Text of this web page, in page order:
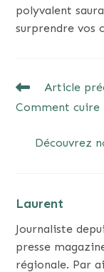
polyvalent
surprendre vos
READ
ARTICLES
Article
Comment
Découvrez
Laurent
Journaliste
presse
régionale. Par